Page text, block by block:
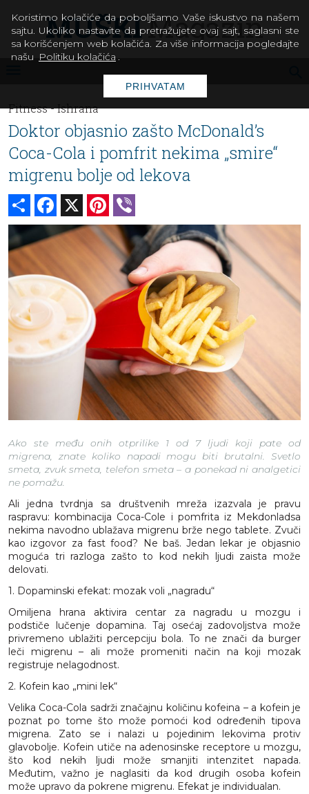
Fitness -Ishrana
Doktor objasnio zašto McDonald’s
Coca-Cola i pomfrit nekima „smire“
migrenu bolje od lekova
Share Facebook Pinterest
Ako ste među onih otprilike 1 od 7 ljudi koji pate od
migrena, znate koliko napadi mogu biti brutalni. Svetlo
smeta, zvuk smeta, telefon smeta – a ponekad ni analgetici
ne pomažu.
Ali jedna tvrdnja sa društvenih mreža izazvala je pravu
raspravu: kombinacija Coca-Cole i pomfrita iz Mekdonladsa
nekima navodno ublažava migrenu brže nego tablete. Zvuči
kao izgovor za fast food? Ne baš. Jedan lekar je objasnio
moguća tri razloga zašto to kod nekih ljudi zaista može
delovati.
1. Dopaminski efekat: mozak voli „nagradu“
Omiljena hrana aktivira centar za nagradu u mozgu i
podstiče lučenje dopamina. Taj osećaj zadovoljstva može
privremeno ublažiti percepciju bola. To ne znači da burger
leči migrenu – ali može promeniti način na koji mozak
registruje nelagodnost.
2. Kofein kao „mini lek“
Velika Coca-Cola sadrži značajnu količinu kofeina – a kofein je
poznat po tome što može pomoći kod određenih tipova
migrena. Zato se i nalazi u pojedinim lekovima protiv
glavobolje. Kofein utiče na adenosinske receptore u mozgu,
što kod nekih ljudi može smanjiti intenzitet napada.
Međutim, važno je naglasiti da kod drugih osoba kofein
može upravo da pokrene migrenu. Efekat je individualan.
Koristimo kolačiće da poboljšamo Vaše iskustvo na našem
sajtu. Ukoliko nastavite da pretražujete ovaj sajt, saglasni ste
sa korišćenjem web kolačića. Za više informacija pogledajte
našu Politiku kolačića .
PRIHVATAM